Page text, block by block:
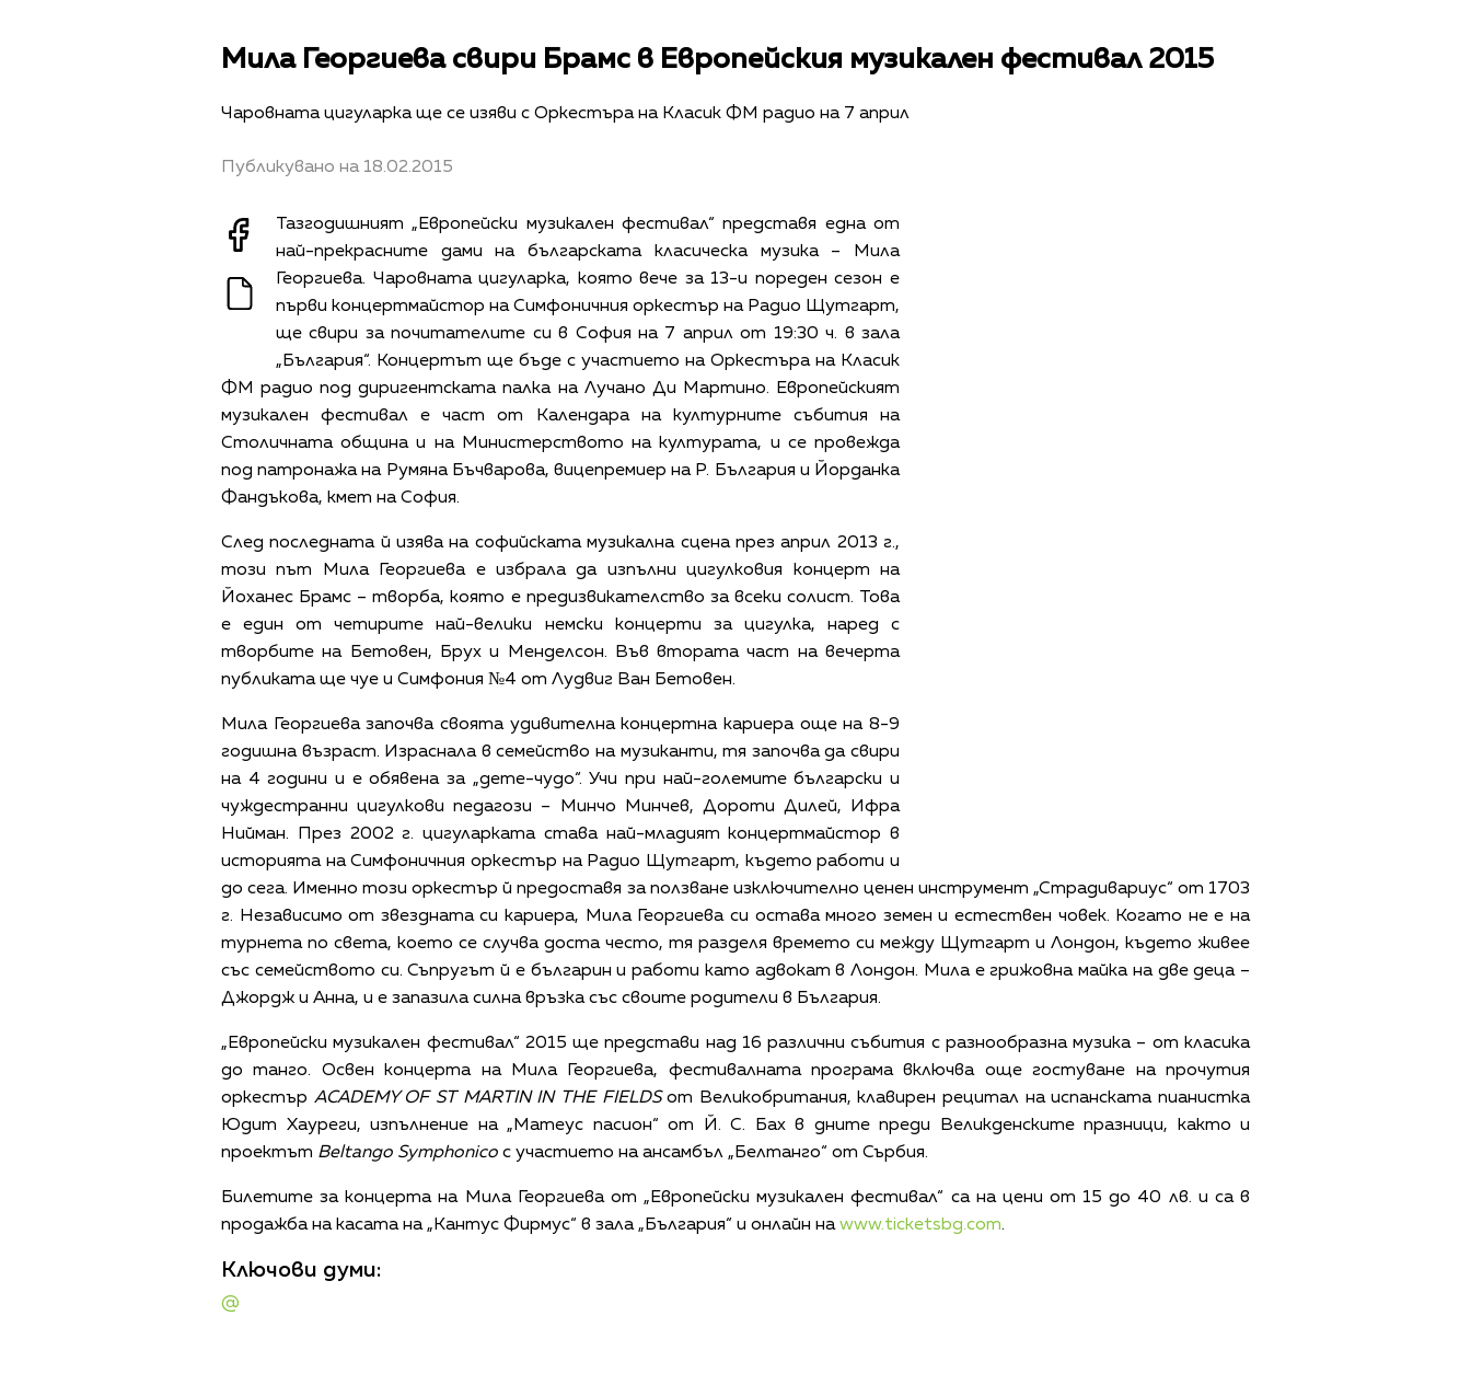
Мила Георгиева свири Брамс в Европейския музикален фестивал 2015
Чаровната цигуларка ще се изяви с Оркестъра на Класик ФМ радио на 7 април
Публикувано на 18.02.2015
Тазгодишният „Европейски музикален фестивал“ представя една от
най-прекрасните дами на българската класическа музика – Мила
Георгиева. Чаровната цигуларка, която вече за 13-и пореден сезон е
първи концертмайстор на Симфоничния оркестър на Радио Щутгарт,
ще свири за почитателите си в София на 7 април от 19:30 ч. в зала
„България“. Концертът ще бъде с участието на Оркестъра на Класик
ФМ радио под диригентската палка на Лучано Ди Мартино. Европейският
музикален фестивал е част от Календара на културните събития на
Столичната община и на Министерството на културата, и се провежда
под патронажа на Румяна Бъчварова, вицепремиер на Р. България и Йорданка
Фандъкова, кмет на София.
След последната й изява на софийската музикална сцена през април 2013 г.,
този път Мила Георгиева е избрала да изпълни цигулковия концерт на
Йоханес Брамс – творба, която е предизвикателство за всеки солист. Това
е един от четирите най-велики немски концерти за цигулка, наред с
творбите на Бетовен, Брух и Менделсон. Във втората част на вечерта
публиката ще чуе и Симфония №4 от Лудвиг Ван Бетовен.
Мила Георгиева започва своята удивителна концертна кариера още на 8-9
годишна възраст. Израснала в семейство на музиканти, тя започва да свири
на 4 години и е обявена за „дете-чудо“. Учи при най-големите български и
чуждестранни цигулкови педагози – Минчо Минчев, Дороти Дилей, Ифра
Нийман. През 2002 г. цигуларката става най-младият концертмайстор в
историята на Симфоничния оркестър на Радио Щутгарт, където работи и
до сега. Именно този оркестър й предоставя за ползване изключително ценен инструмент „Страдивариус“ от 1703
г. Независимо от звездната си кариера, Мила Георгиева си остава много земен и естествен човек. Когато не е на
турнета по света, което се случва доста често, тя разделя времето си между Щутгарт и Лондон, където живее
със семейството си. Съпругът й е българин и работи като адвокат в Лондон. Мила е грижовна майка на две деца –
Джордж и Анна, и е запазила силна връзка със своите родители в България.
„Европейски музикален фестивал“ 2015 ще представи над 16 различни събития с разнообразна музика – от класика
до танго. Освен концерта на Мила Георгиева, фестивалната програма включва още гостуване на прочутия
оркестър ACADEMY OF ST MARTIN IN THE FIELDSот Великобритания, клавирен рецитал на испанската пианистка
Юдит Хауреги, изпълнение на „Матеус пасион“ от Й. С. Бах в дните преди Великденските празници, както и
проектът Beltango Symphonico с участието на ансамбъл „Белтанго“ от Сърбия.
Билетите за концерта на Мила Георгиева от „Европейски музикален фестивал“ са на цени от 15 до 40 лв. и са в
продажба на касата на „Кантус Фирмус“ в зала „България“ и онлайн наwww.ticketsbg.com.
Ключови думи:
@